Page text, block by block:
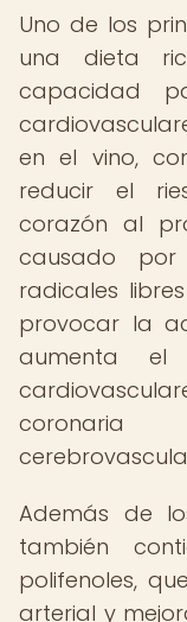
Uno de los
una dieta
capacidad
en el vino,
reducir el
corazón al
causado por
radicales
provocar la
aumenta el
Además de
también
polifenoles,
arterial y